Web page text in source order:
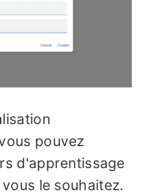
pouvez
d'apprentissage
le souhaitez.